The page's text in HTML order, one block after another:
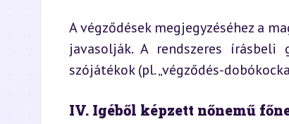
A végződések megjegyzéséhez a
javasolják. A rendszeres
szójátékok (pl. „végződés-
IV. Igéből képzett nőnemű